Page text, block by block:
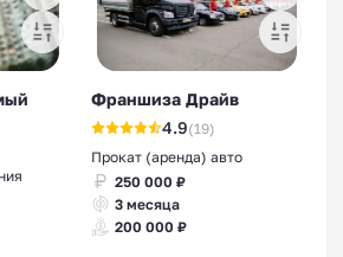
Франшиза Драйв
4.9(19)
Прокат (аренда) авто
250 000 ₽
3 месяца
200 000 ₽